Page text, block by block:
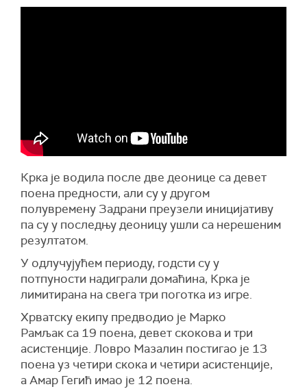
Крка је водила после две деонице са девет
поена предности, али су у другом
полувремену Задрани преузели иницијативу
па су у последњу деоницу ушли са нерешеним
резултатом.
У одлучујућем периоду, годсти су у
потпуности надиграли домаћина, Крка је
лимитирана на свега три поготка из игре.
Хрватску екипу предводио је Марко
Рамљак са 19 поена, девет скокова и три
асистенције. Ловро Мазалин постигао је 13
поена уз четири скока и четири асистенције,
а Амар Гегић имао је 12 поена.